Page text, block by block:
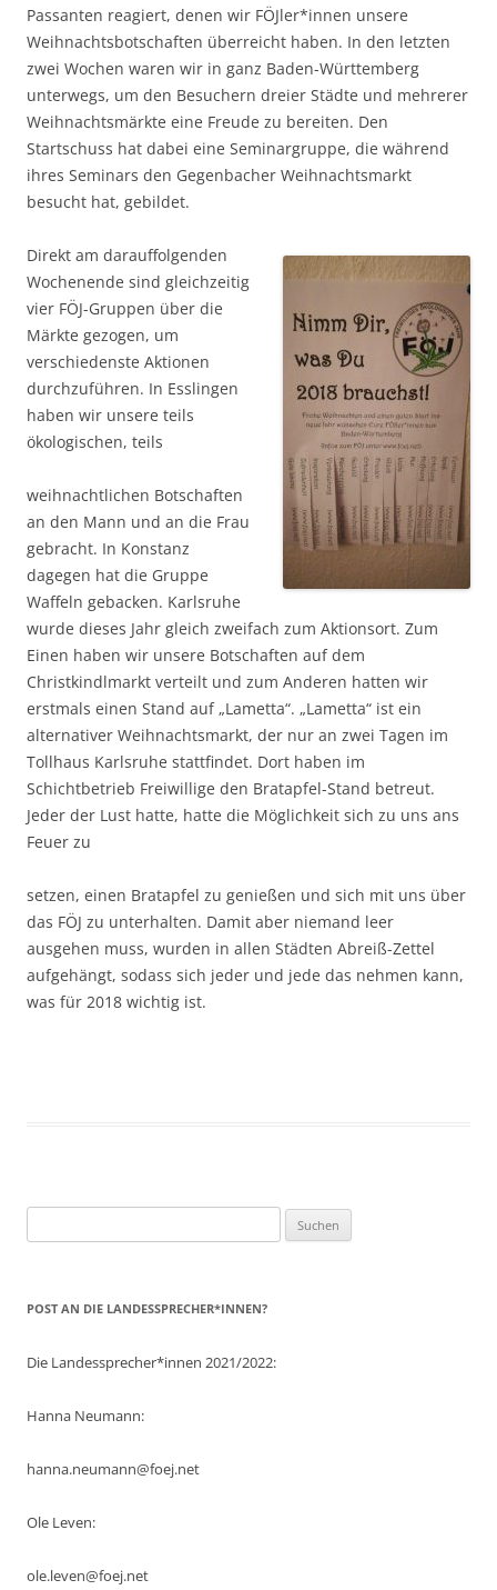
Passanten reagiert, denen wir FÖJler*innen unsere
Weihnachtsbotschaften überreicht haben. In den letzten
zwei Wochen waren wir in ganz Baden-Württemberg
unterwegs, um den Besuchern dreier Städte und mehrerer
Weihnachtsmärkte eine Freude zu bereiten. Den
Startschuss hat dabei eine Seminargruppe, die während
ihres Seminars den Gegenbacher Weihnachtsmarkt
besucht hat, gebildet.
Direkt am darauffolgenden
Wochenende sind gleichzeitig
vier FÖJ-Gruppen über die
Märkte gezogen, um
verschiedenste Aktionen
durchzuführen. In Esslingen
haben wir unsere teils
ökologischen, teils
weihnachtlichen Botschaften
an den Mann und an die Frau
gebracht. In Konstanz
dagegen hat die Gruppe
Waffeln gebacken. Karlsruhe
wurde dieses Jahr gleich zweifach zum Aktionsort. Zum
Einen haben wir unsere Botschaften auf dem
Christkindlmarkt verteilt und zum Anderen hatten wir
erstmals einen Stand auf „Lametta“. „Lametta“ ist ein
alternativer Weihnachtsmarkt, der nur an zwei Tagen im
Tollhaus Karlsruhe stattfindet. Dort haben im
Schichtbetrieb Freiwillige den Bratapfel-Stand betreut.
Jeder der Lust hatte, hatte die Möglichkeit sich zu uns ans
Feuer zu
setzen, einen Bratapfel zu genießen und sich mit uns über
das FÖJ zu unterhalten. Damit aber niemand leer
ausgehen muss, wurden in allen Städten Abreiß-Zettel
aufgehängt, sodass sich jeder und jede das nehmen kann,
was für 2018 wichtig ist.
nach:
POST AN DIE LANDESSPRECHER*INNEN?
Die Landessprecher*innen 2021/2022:
Hanna Neumann:
hanna.neumann@foej.net
Ole Leven:
ole.leven@foej.net